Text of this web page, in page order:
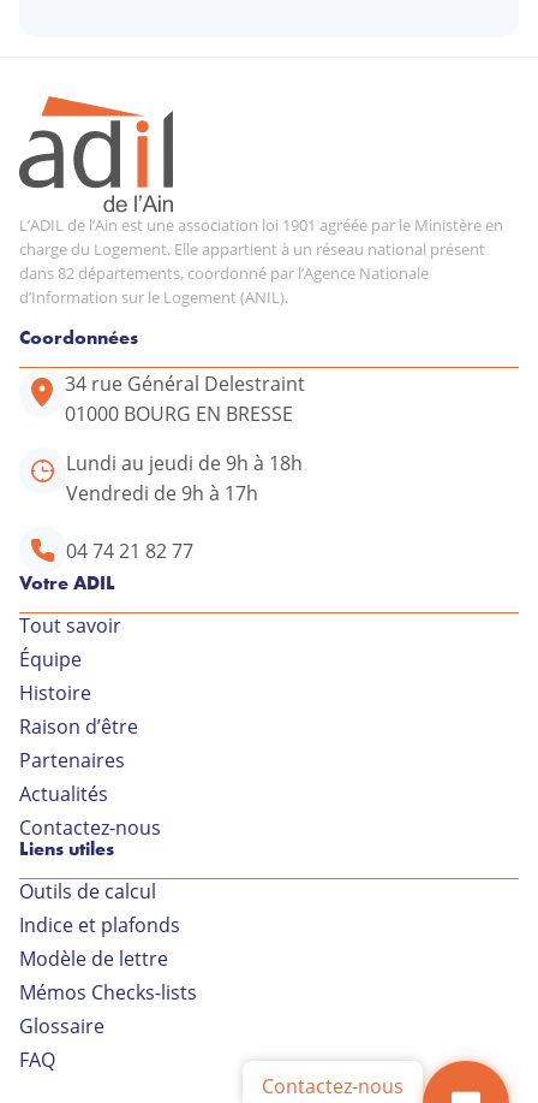
Contactez-nous
L’ADIL de l’Ain est une association loi 1901 agréée par le Ministère en
charge du Logement. Elle appartient à un réseau national présent
dans 82 départements, coordonné par l’Agence Nationale
d’Information sur le Logement (ANIL).
Votre ADIL
Tout savoir
Équipe
Histoire
Raison d’être
Partenaires
Actualités
Contactez-nous
Liens utiles
Outils de calcul
Indice et plafonds
Modèle de lettre
Mémos Checks-lists
Glossaire
FAQ
Coordonnées
34 rue Général Delestraint
01000 BOURG EN BRESSE
Lundi au jeudi de 9h à 18h
Vendredi de 9h à 17h
04 74 21 82 77